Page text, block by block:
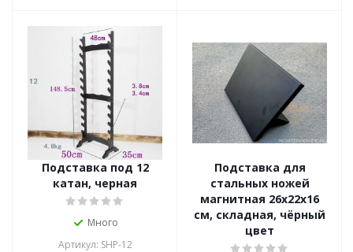
Подставка под 12
катан, черная
Много
Артикул: SHP-12
Подставка для
стальных ножей
магнитная 26х22х16
см, складная, чёрный
цвет